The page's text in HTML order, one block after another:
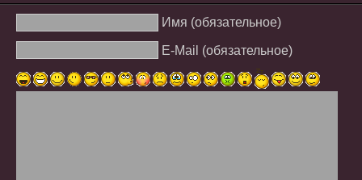
Имя (обязательное)
E-Mail (обязательное)